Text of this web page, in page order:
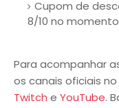
Cupom de
8/10 no
Para acompanhar
os canais oficiais no
Twitch e YouTube.